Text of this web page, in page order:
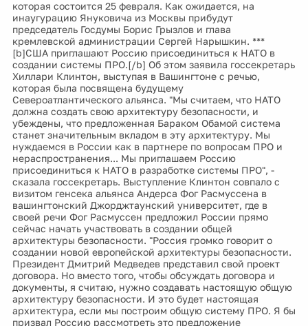
которая состоится 25 февраля. Как ожидается, на
инаугурацию Януковича из Москвы прибудут
председатель Госдумы Борис Грызлов и глава
кремлевской администрации Сергей Нарышкин. ***
[b]США приглашают Россию присоединиться к НАТО в
создании системы ПРО.[/b] Об этом заявила госсекретарь
Хиллари Клинтон, выступая в Вашингтоне с речью,
которая была посвящена будущему
Североатлантического альянса. "Мы считаем, что НАТО
должна создать свою архитектуру безопасности, и
убеждены, что предложенная Бараком Обамой система
станет значительным вкладом в эту архитектуру. Мы
нуждаемся в России как в партнере по вопросам ПРО и
нераспространения... Мы приглашаем Россию
присоединиться к НАТО в разработке системы ПРО", -
сказала госсекретарь. Выступление Клинтон совпало с
визитом генсека альянса Андерса Фог Расмуссена в
вашингтонский Джорджтаунский университет, где в
своей речи Фог Расмуссен предложил России прямо
сейчас начать участвовать в создании общей
архитектуры безопасности. "Россия громко говорит о
создании новой европейской архитектуры безопасности.
Президент Дмитрий Медведев представил свой проект
договора. Но вместо того, чтобы обсуждать договора и
документы, я считаю, нужно создавать настоящую общую
архитектуру безопасности. И это будет настоящая
архитектура, если мы построим общую систему ПРО. Я бы
призвал Россию рассмотреть это предложение